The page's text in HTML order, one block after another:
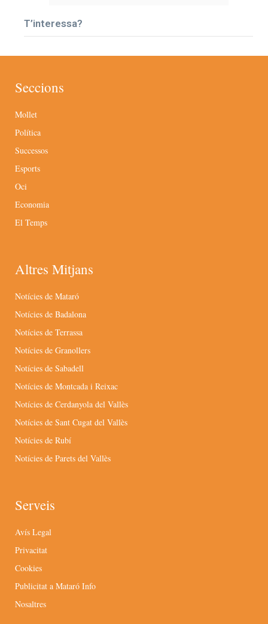
T’interessa?
Seccions
Mollet
Política
Successos
Esports
Oci
Economia
El Temps
Altres Mitjans
Notícies de Mataró
Notícies de Badalona
Notícies de Terrassa
Notícies de Granollers
Notícies de Sabadell
Notícies de Montcada i Reixac
Notícies de Cerdanyola del Vallès
Notícies de Sant Cugat del Vallès
Notícies de Rubí
Notícies de Parets del Vallès
Serveis
Avís Legal
Privacitat
Cookies
Publicitat a Mataró Info
Nosaltres